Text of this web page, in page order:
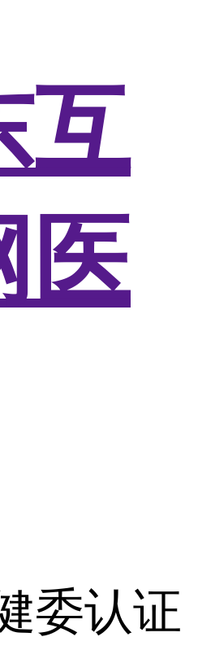
互
医
委认证